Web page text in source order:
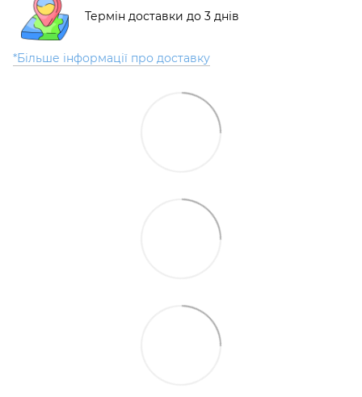
Термін доставки до 3 днів
*Більше інформації про доставку